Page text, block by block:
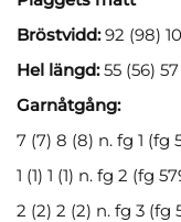
Bröstvidd:92 (98)
Hel längd:55 (56)
Garnåtgång:
7 (7) 8 (8) n. fg 1 (fg
1 (1) 1 (1) n. fg 2 (fg
2 (2) 2 (2) n. fg 3 (fg